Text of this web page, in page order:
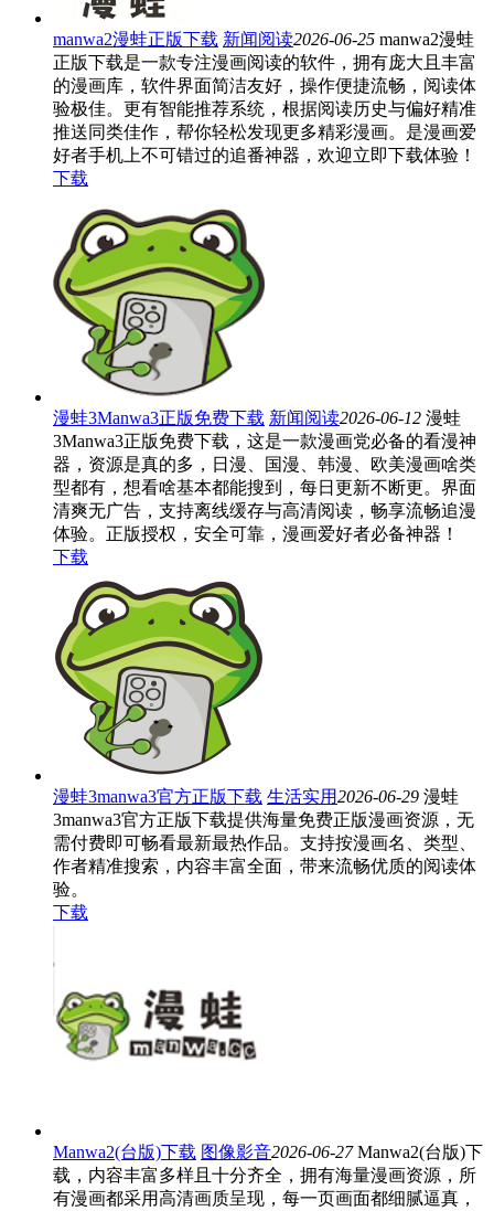
manwa2漫蛙正版下载 新闻阅读2026-06-25 manwa2漫蛙
正版下载是一款专注漫画阅读的软件，拥有庞大且丰富
的漫画库，软件界面简洁友好，操作便捷流畅，阅读体
验极佳。更有智能推荐系统，根据阅读历史与偏好精准
推送同类佳作，帮你轻松发现更多精彩漫画。是漫画爱
好者手机上不可错过的追番神器，欢迎立即下载体验！
下载
漫蛙3Manwa3正版免费下载 新闻阅读2026-06-12 漫蛙
3Manwa3正版免费下载，这是一款漫画党必备的看漫神
器，资源是真的多，日漫、国漫、韩漫、欧美漫画啥类
型都有，想看啥基本都能搜到，每日更新不断更。界面
清爽无广告，支持离线缓存与高清阅读，畅享流畅追漫
体验。正版授权，安全可靠，漫画爱好者必备神器！
下载
漫蛙3manwa3官方正版下载 生活实用2026-06-29 漫蛙
3manwa3官方正版下载提供海量免费正版漫画资源，无
需付费即可畅看最新最热作品。支持按漫画名、类型、
作者精准搜索，内容丰富全面，带来流畅优质的阅读体
验。
下载
Manwa2(台版)下载 图像影音2026-06-27 Manwa2(台版)下
载，内容丰富多样且十分齐全，拥有海量漫画资源，所
有漫画都采用高清画质呈现，每一页画面都细腻逼真，